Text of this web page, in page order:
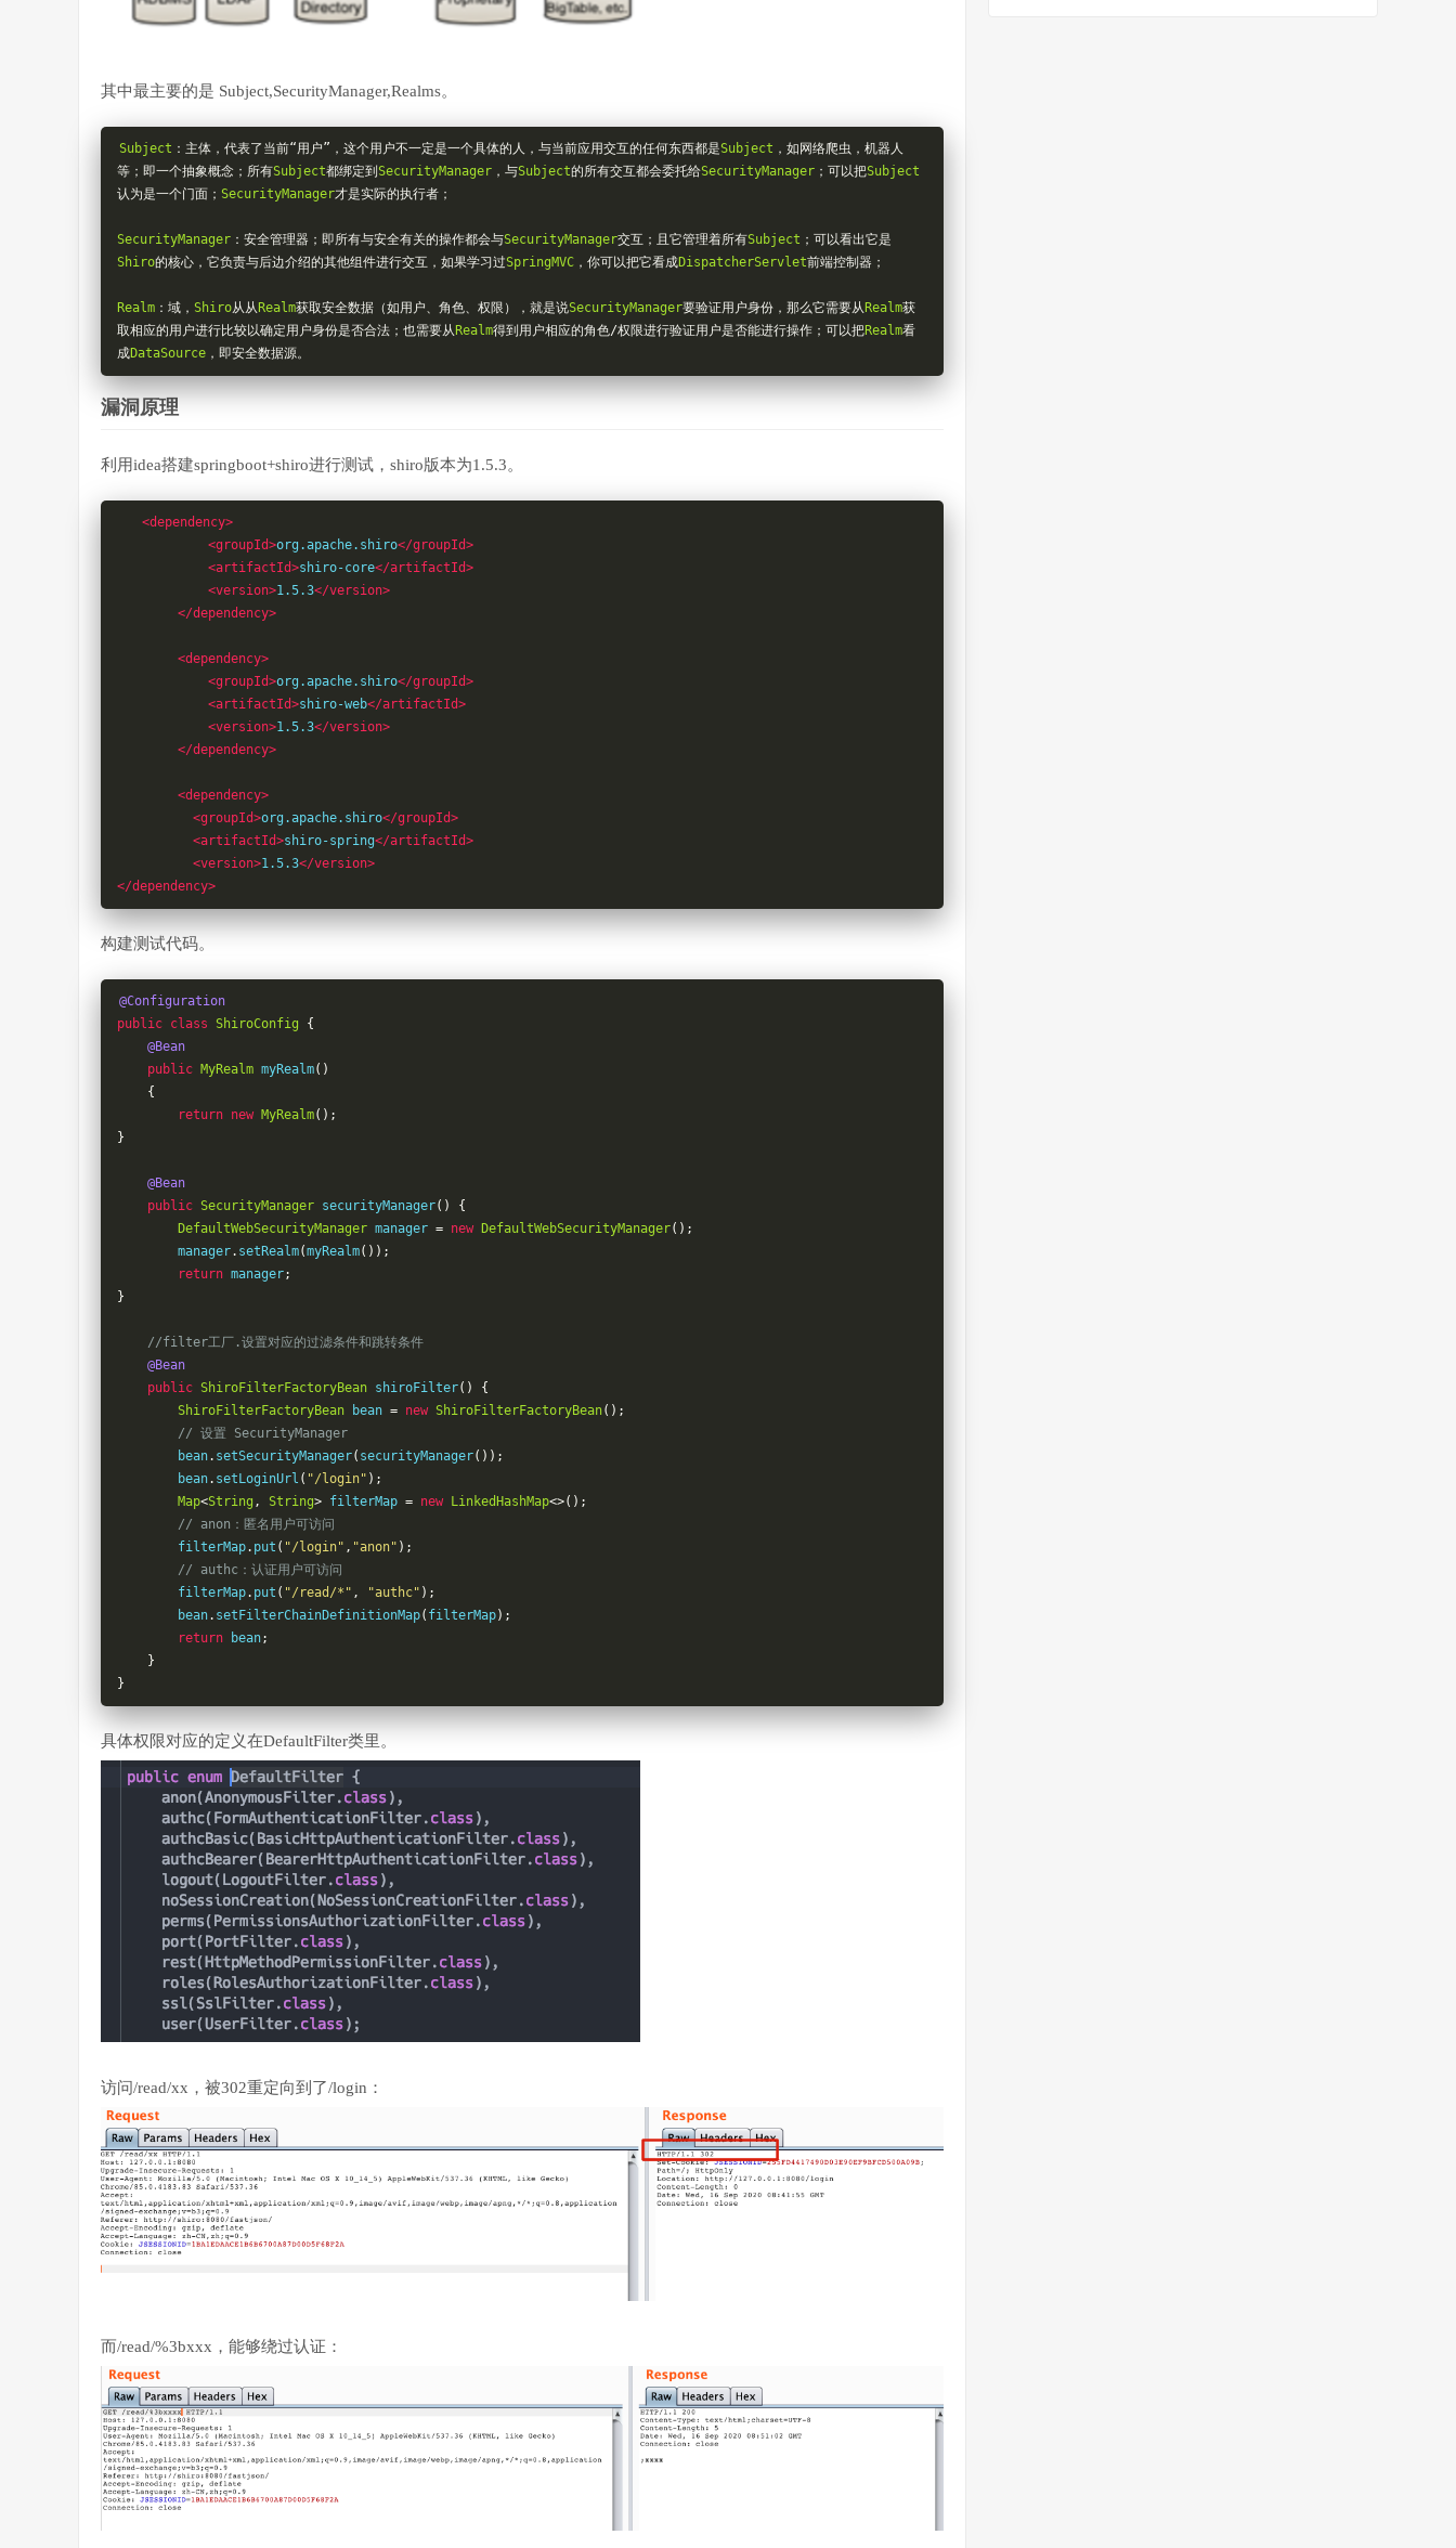
其中最主要的是 Subject,SecurityManager,Realms。
Subject ：主体，代表了当前“用户”，这个用户不一定是一个具体的人，与当前应用交互的任何东西都是Subject ，如网络爬虫，机器人
等；即一个抽象概念；所有Subject都绑定到 SecurityManager ，与Subject的所有交互都会委托给SecurityManager ；可以把Subject
认为是一个门面； SecurityManager才是实际的执行者；
SecurityManager ：安全管理器；即所有与安全有关的操作都会与SecurityManager交互；且它管理着所有Subject ；可以看出它是
Shiro的核心，它负责与后边介绍的其他组件进行交互，如果学习过SpringMVC ，你可以把它看成DispatcherServlet前端控制器；
Realm ：域， Shiro从从 Realm获取安全数据（如用户、角色、权限），就是说SecurityManager要验证用户身份，那么它需要从 Realm获
取相应的用户进行比较以确定用户身份是否合法；也需要从 Realm得到用户相应的角色/权限进行验证用户是否能进行操作；可以把Realm看
成DataSource ，即安全数据源。
漏洞原理
利用idea搭建springboot+shiro进行测试，shiro版本为1.5.3。
<dependency>
<groupId>org.apache.shiro</groupId>
<artifactId>shiro-core</artifactId>
<version>1.5.3</version>
</dependency>
<dependency>
<groupId>org.apache.shiro</groupId>
<artifactId>shiro-web</artifactId>
<version>1.5.3</version>
</dependency>
<dependency>
<groupId>org.apache.shiro</groupId>
<artifactId>shiro-spring</artifactId>
<version>1.5.3</version>
</dependency>
构建测试代码。
@Configuration
public class ShiroConfig
{
@Bean
public MyRealm myRealm()
{
return new MyRealm();
}
@Bean
public SecurityManager securityManager()
{
DefaultWebSecurityManager manager = new DefaultWebSecurityManager();
        manager
. setRealm(myRealm());
return manager;
}
//filter工厂.设置对应的过滤条件和跳转条件
@Bean
public ShiroFilterFactoryBean shiroFilter()
{
ShiroFilterFactoryBean bean = new ShiroFilterFactoryBean();
// 设置 SecurityManager
        bean
. setSecurityManager( securityManager());
        bean
. setLoginUrl ( "/login" );
Map<String , String> filterMap = new LinkedHashMap<>();
// anon：匿名用户可访问
        filterMap
. put ( "/login" , "anon" );
// authc：认证用户可访问
        filterMap
. put ( "/read/*" , "authc" );
        bean
. setFilterChainDefinitionMap( filterMap);
return bean;
}
}
具体权限对应的定义在DefaultFilter类里。
访问/read/xx，被302重定向到了/login：
而/read/%3bxxx，能够绕过认证：